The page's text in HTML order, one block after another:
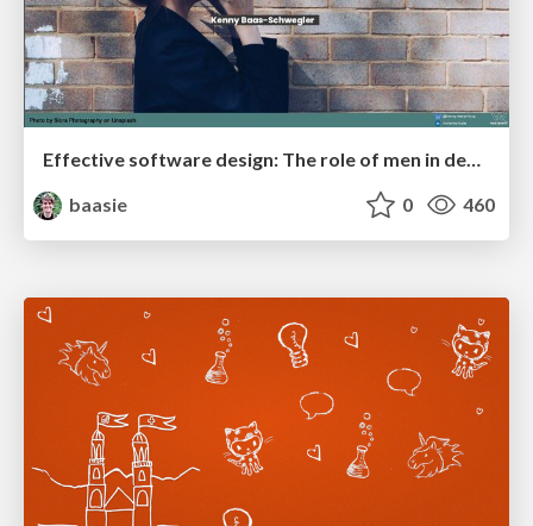
Effective software design: The role of men in debugging patriarchy in IT @ Voxxed Days AMS
baasie
0 460